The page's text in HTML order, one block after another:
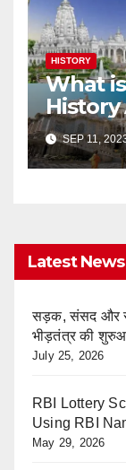
HISTORY
What
History
SEP 11,
Latest News
सड़क, संसद और
भीड़तंत्र की
July 25, 2026
RBI Lottery
Using RBI
May 29, 2026